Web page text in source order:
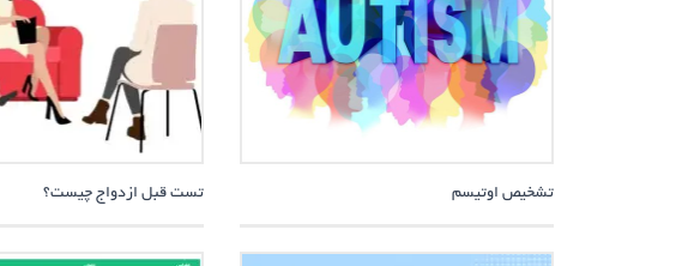
تشخیص اوتیسم تست قبل ازدواج چیست؟